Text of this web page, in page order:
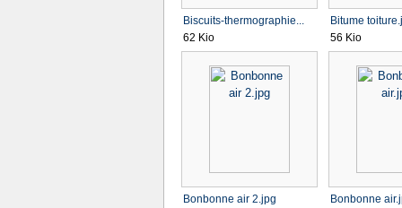
Biscuits-thermographie...
62 Kio
Bitume
56 Kio
Bonbonne air 2.jpg
Bonbonne